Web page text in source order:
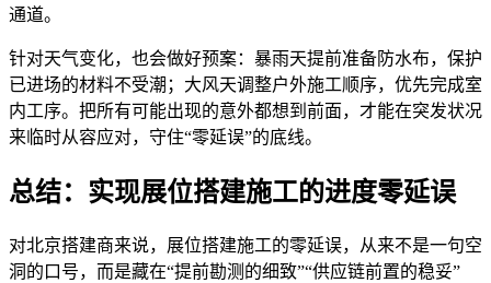
通道。
针对天气变化，也会做好预案：暴雨天提前准备防水布，保护
已进场的材料不受潮；大风天调整户外施工顺序，优先完成室
内工序。把所有可能出现的意外都想到前面，才能在突发状况
来临时从容应对，守住“零延误”的底线。
总结：实现展位搭建施工的进度零延误
对北京搭建商来说，展位搭建施工的零延误，从来不是一句空
洞的口号，而是藏在“提前勘测的细致”“供应链前置的稳妥”